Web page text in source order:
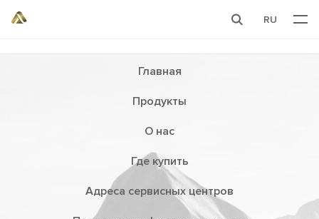
RU
Главная
Продукты
О нас
Где купить
Адреса сервисных центров